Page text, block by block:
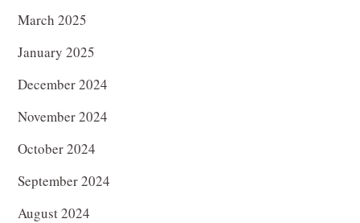
March 2025
January 2025
December 2024
November 2024
October 2024
September 2024
August 2024